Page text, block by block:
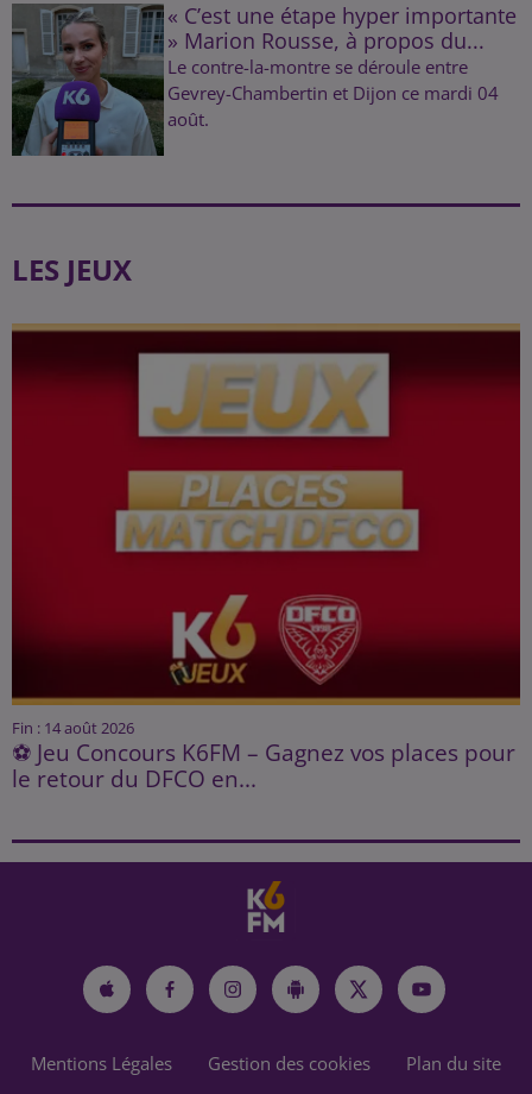
« C’est une étape hyper importante
» Marion Rousse, à propos du...
Le contre-la-montre se déroule entre
Gevrey-Chambertin et Dijon ce mardi 04
août.
LES JEUX
Fin : 14 août 2026
⚽ Jeu Concours K6FM – Gagnez vos places pour
le retour du DFCO en...
Mentions Légales Gestion des cookies Plan du site